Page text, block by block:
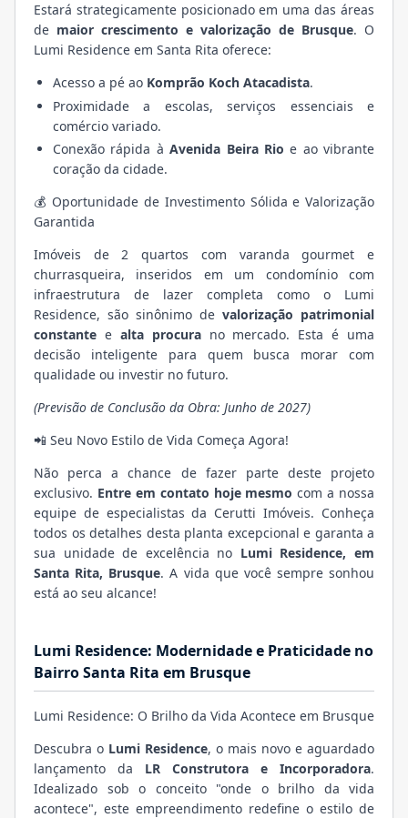
Estará strategicamente posicionado em uma das áreas
de maior crescimento e valorização de Brusque. O
Lumi Residence em Santa Rita oferece:
Acesso a pé ao Komprão Koch Atacadista.
Proximidade a escolas, serviços essenciais e
comércio variado.
Conexão rápida àAvenida Beira Rio e ao vibrante
coração da cidade.
💰 Oportunidade de Investimento Sólida e Valorização
Garantida
Imóveis de 2 quartos com varanda gourmet e
churrasqueira, inseridos em um condomínio com
infraestrutura de lazer completa como o Lumi
Residence, são sinônimo de valorização patrimonial
constante e alta procurano mercado. Esta é uma
decisão inteligente para quem busca morar com
qualidade ou investir no futuro.
(Previsão de Conclusão da Obra: Junho de 2027)
📲 Seu Novo Estilo de Vida Começa Agora!
Não perca a chance de fazer parte deste projeto
exclusivo. Entre em contato hoje mesmo com a nossa
equipe de especialistas da Cerutti Imóveis. Conheça
todos os detalhes desta planta excepcional e garanta a
sua unidade de excelência no Lumi Residence, em
Santa Rita, Brusque. A vida que você sempre sonhou
está ao seu alcance!
Lumi Residence: Modernidade e Praticidade no
Bairro Santa Rita em Brusque
Lumi Residence: O Brilho da Vida Acontece em Brusque
Descubra o Lumi Residence, o mais novo e aguardado
lançamento da LR Construtora e Incorporadora.
Idealizado sob o conceito "onde o brilho da vida
acontece", este empreendimento redefine o estilo de